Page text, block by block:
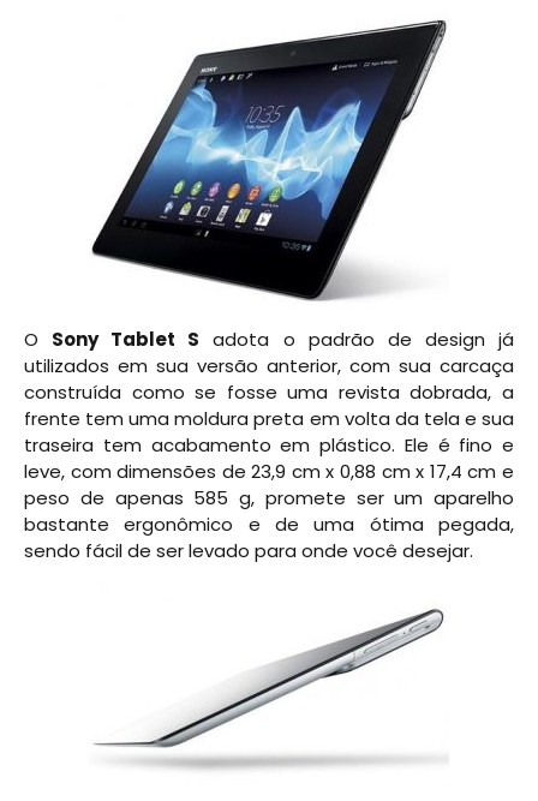
O Sony Tablet S adota o padrão de design já
utilizados em sua versão anterior, com sua carcaça
construída como se fosse uma revista dobrada, a
frente tem uma moldura preta em volta da tela e sua
traseira tem acabamento em plástico. Ele é fino e
leve, com dimensões de 23,9 cm x 0,88 cm x 17,4 cm e
peso de apenas 585 g, promete ser um aparelho
bastante ergonômico e de uma ótima pegada,
sendo fácil de ser levado para onde você desejar.